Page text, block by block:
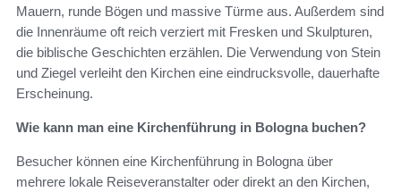
Mauern, runde Bögen und massive Türme aus. Außerdem sind
die Innenräume oft reich verziert mit Fresken und Skulpturen,
die biblische Geschichten erzählen. Die Verwendung von Stein
und Ziegel verleiht den Kirchen eine eindrucksvolle, dauerhafte
Erscheinung.
Wie kann man eine Kirchenführung in Bologna buchen?
Besucher können eine Kirchenführung in Bologna über
mehrere lokale Reiseveranstalter oder direkt an den Kirchen,